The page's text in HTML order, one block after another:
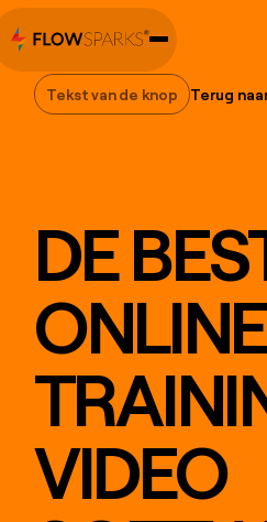
Tekst van de knop
Tekst van de knop Terug
DE
VIDEO